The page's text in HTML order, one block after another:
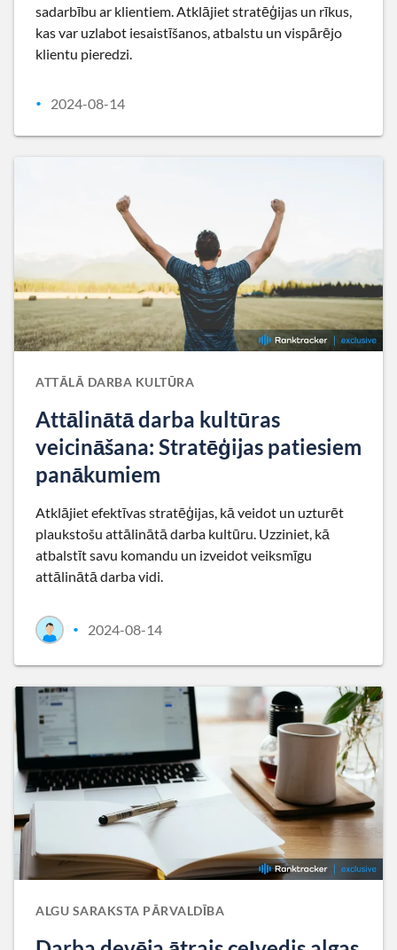
sadarbību ar klientiem. Atklājiet stratēģijas un rīkus,
kas var uzlabot iesaistīšanos, atbalstu un vispārējo
klientu pieredzi.
• 2024-08-14
ATTĀLĀ DARBA KULTŪRA
Attālinātā darba kultūras
veicināšana: Stratēģijas patiesiem
panākumiem
Atklājiet efektīvas stratēģijas, kā veidot un uzturēt
plaukstošu attālinātā darba kultūru. Uzziniet, kā
atbalstīt savu komandu un izveidot veiksmīgu
attālinātā darba vidi.
• 2024-08-14
ALGU SARAKSTA PĀRVALDĪBA